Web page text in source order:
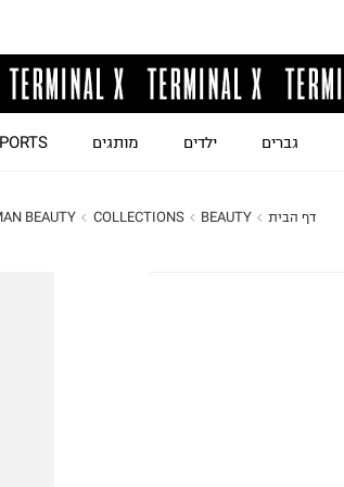
גברים ילדים מותגים
דף הבית BEAUTY
COLLECTIONS
BEAUTY